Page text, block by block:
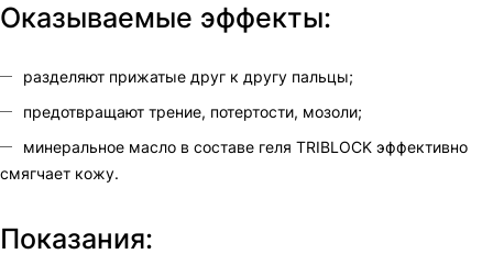
Оказываемые эффекты:
разделяют прижатые друг к другу пальцы;
предотвращают трение, потертости, мозоли;
минеральное масло в составе геля TRIBLOCK эффективно
смягчает кожу.
Показания: